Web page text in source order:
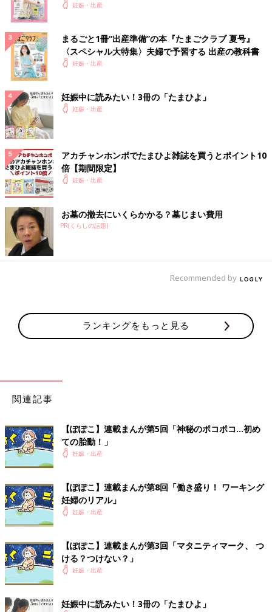
妊娠・出産
まるごと1冊“出産準備”の本『たまごクラブ 夏号』
〈スペシャル大特集〉夫婦で予習する 出産の教科書
妊娠・出産
妊娠中に読みたい！3冊の「たまひよ」
妊娠・出産
アカチャンホンポでたまひよ雑誌を買うとポイント10
倍【期間限定】
妊娠・出産
お墓の撤去にいくらかかる？墓じまい費用
PR(くらしの話題)
Recommended by
ランキングをもっと見る
関連記事
【ぽぽこ】連載まんが第5回「神秘のポコポコ…初め
ての胎動！」
妊娠・出産
【ぽぽこ】連載まんが第8回「働き盛り！ ワーキング
妊婦のリアル」
妊娠・出産
【ぽぽこ】連載まんが第3回「マタニティマーク、 つ
ける？つけない？」
妊娠・出産
妊娠中に読みたい！3冊の「たまひよ」